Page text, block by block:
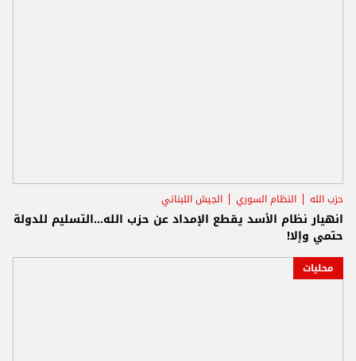
حزب الله النظام السوري الجيش اللبناني
انهيار نظام الأسد يقطع الإمداد عن حزب الله...التسليم للدولة
حتمي وإلا!
محليات